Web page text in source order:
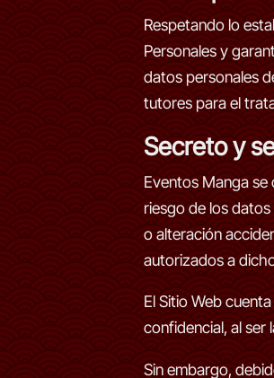
Respetando lo
Personales y
datos personales
tutores para el
Secreto y
Eventos Manga
riesgo de los
o alteración
autorizados a
El Sitio Web
confidencial, al ser
Sin embargo,